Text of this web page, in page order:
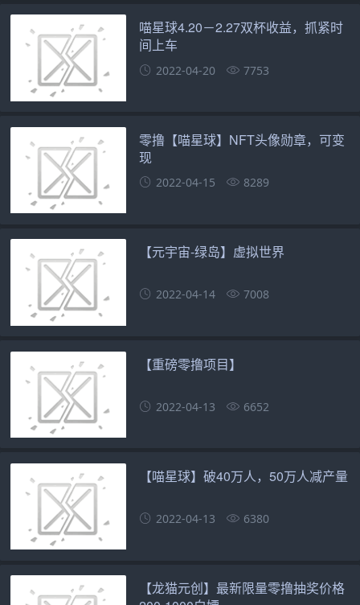
喵星球4.20－2.27双杯收益，抓紧时
间上车
2022-04-20 7753
零撸【喵星球】NFT头像勋章，可变
现
2022-04-15 8289
【元宇宙-绿岛】虚拟世界
2022-04-14 7008
【重磅零撸项目】
2022-04-13 6652
【喵星球】破40万人，50万人减产量
2022-04-13 6380
【龙猫元创】最新限量零撸抽奖价格